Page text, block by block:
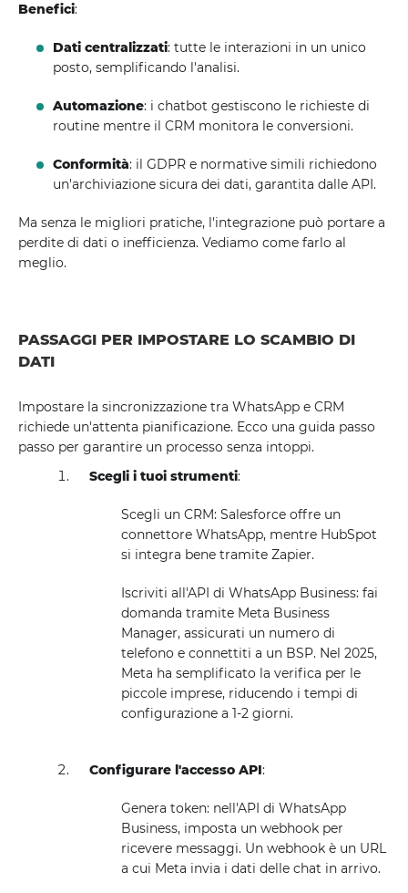
Benefici:
Dati centralizzati: tutte le interazioni in un unico
posto, semplificando l'analisi.
Automazione: i chatbot gestiscono le richieste di
routine mentre il CRM monitora le conversioni.
Conformità: il GDPR e normative simili richiedono
un'archiviazione sicura dei dati, garantita dalle API.
Ma senza le migliori pratiche, l'integrazione può portare a
perdite di dati o inefficienza. Vediamo come farlo al
meglio.
PASSAGGI PER IMPOSTARE LO SCAMBIO DI
DATI
Impostare la sincronizzazione tra WhatsApp e CRM
richiede un'attenta pianificazione. Ecco una guida passo
passo per garantire un processo senza intoppi.
Scegli i tuoi strumenti:
Scegli un CRM: Salesforce offre un
connettore WhatsApp, mentre HubSpot
si integra bene tramite Zapier.
Iscriviti all'API di WhatsApp Business: fai
domanda tramite Meta Business
Manager, assicurati un numero di
telefono e connettiti a un BSP. Nel 2025,
Meta ha semplificato la verifica per le
piccole imprese, riducendo i tempi di
configurazione a 1-2 giorni.
Configurare l'accesso API:
Genera token: nell'API di WhatsApp
Business, imposta un webhook per
ricevere messaggi. Un webhook è un URL
a cui Meta invia i dati delle chat in arrivo.